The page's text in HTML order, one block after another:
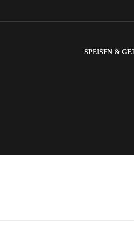
SPEISEN &